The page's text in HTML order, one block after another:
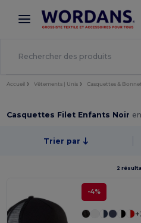
× Appli Wordans
Meilleurs prix sur l’app !
Accueil Vêtements | Unis Casquettes &
Casquettes Filet Enfants Noir
Trier par
2
-4%